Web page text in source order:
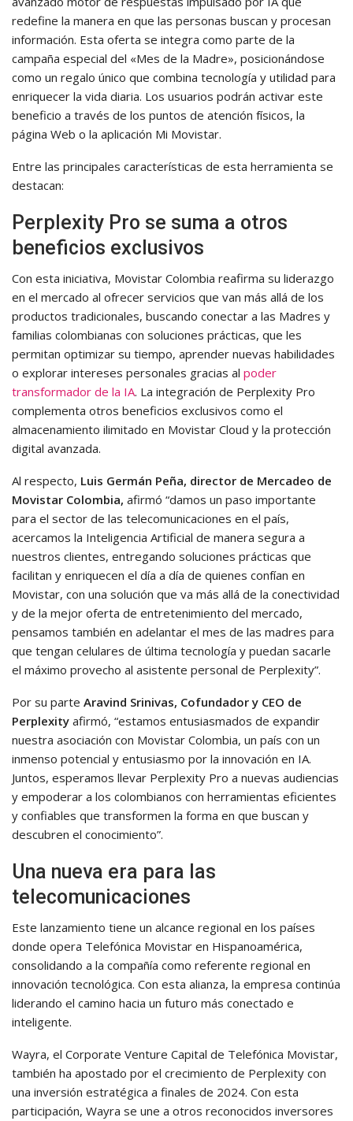
redefine la manera en que las personas buscan y procesan
información. Esta oferta se integra como parte de la
campaña especial del «Mes de la Madre», posicionándose
como un regalo único que combina tecnología y utilidad para
enriquecer la vida diaria. Los usuarios podrán activar este
beneficio a través de los puntos de atención físicos, la
página Web o la aplicación Mi Movistar.
Entre las principales características de esta herramienta se
destacan:
Perplexity Pro se suma a otros
beneficios exclusivos
Con esta iniciativa, Movistar Colombia reafirma su liderazgo
en el mercado al ofrecer servicios que van más allá de los
productos tradicionales, buscando conectar a las Madres y
familias colombianas con soluciones prácticas, que les
permitan optimizar su tiempo, aprender nuevas habilidades
o explorar intereses personales gracias al poder
transformador de la IA. La integración de Perplexity Pro
complementa otros beneficios exclusivos como el
almacenamiento ilimitado en Movistar Cloud y la protección
digital avanzada.
Al respecto, Luis Germán Peña, director de Mercadeo de
Movistar Colombia, afirmó “damos un paso importante
para el sector de las telecomunicaciones en el país,
acercamos la Inteligencia Artificial de manera segura a
nuestros clientes, entregando soluciones prácticas que
facilitan y enriquecen el día a día de quienes confían en
Movistar, con una solución que va más allá de la conectividad
y de la mejor oferta de entretenimiento del mercado,
pensamos también en adelantar el mes de las madres para
que tengan celulares de última tecnología y puedan sacarle
el máximo provecho al asistente personal de Perplexity”.
Por su parte Aravind Srinivas, Cofundador y CEO de
Perplexity afirmó, “estamos entusiasmados de expandir
nuestra asociación con Movistar Colombia, un país con un
inmenso potencial y entusiasmo por la innovación en IA.
Juntos, esperamos llevar Perplexity Pro a nuevas audiencias
y empoderar a los colombianos con herramientas eficientes
y confiables que transformen la forma en que buscan y
descubren el conocimiento”.
Una nueva era para las
telecomunicaciones
Este lanzamiento tiene un alcance regional en los países
donde opera Telefónica Movistar en Hispanoamérica,
consolidando a la compañía como referente regional en
innovación tecnológica. Con esta alianza, la empresa continúa
liderando el camino hacia un futuro más conectado e
inteligente.
Wayra, el Corporate Venture Capital de Telefónica Movistar,
también ha apostado por el crecimiento de Perplexity con
una inversión estratégica a finales de 2024. Con esta
participación, Wayra se une a otros reconocidos inversores